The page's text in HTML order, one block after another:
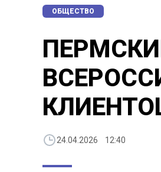
ОБЩЕСТВО
24.04.2026 12:40